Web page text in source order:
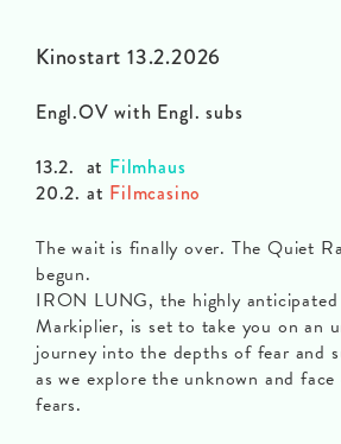
Kinostart 13.2.2026
Engl.OV with Engl. subs
13.2. at Filmhaus
20.2. at Filmcasino
The wait is finally over. The Quiet
begun.
IRON LUNG, the highly
Markiplier, is set to take you on an
journey into the depths of fear and
as we explore the unknown and
fears.